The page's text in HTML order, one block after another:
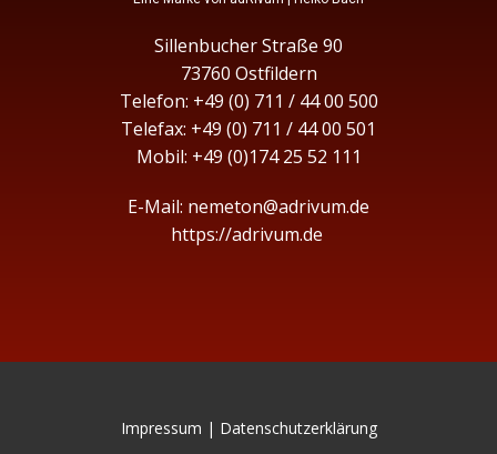
Sillenbucher Straße 90
73760 Ostfildern
Telefon: +49 (0) 711 / 44 00 500
Telefax: +49 (0) 711 / 44 00 501
Mobil: +49 (0)174 25 52 11 1
E-Mail: nemeton@adrivum.de
https://adrivum.de
Impressum | Datenschutzerklärung